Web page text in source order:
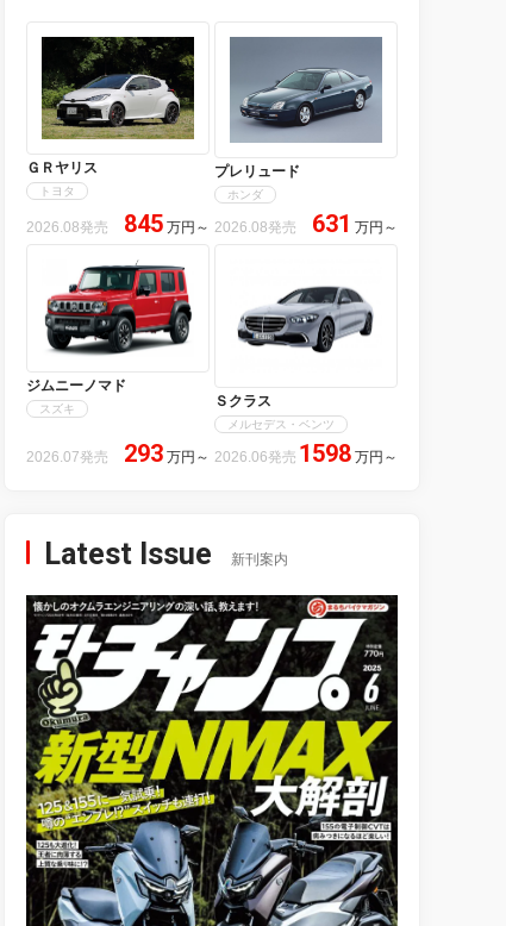
ＧＲヤリス
トヨタ
2026.08発売 845 万円 ～
プレリュード
ホンダ
2026.08発売 631 万円 ～
ジムニーノマド
スズキ
2026.07発売 293 万円 ～
Ｓクラス
メルセデス・ベンツ
2026.06発売 1598 万円 ～
Latest Issue 新刊案内